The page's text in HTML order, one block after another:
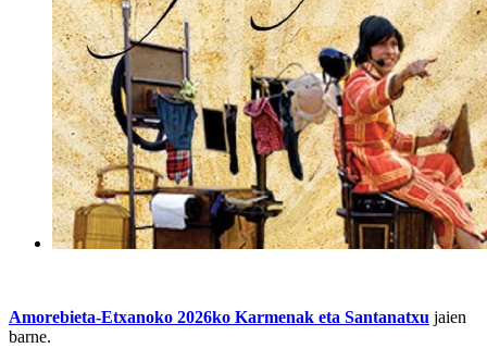
Amorebieta-Etxanoko 2026ko Karmenak eta Santanatxu jaien
barne.